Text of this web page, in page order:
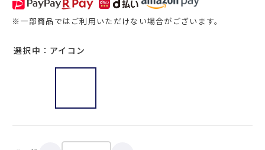
※一部商品ではご利用いただけない場合がございます。
選択中：アイコン